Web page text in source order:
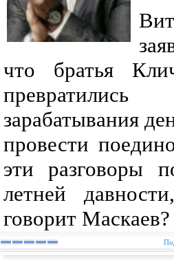
что братья
зарабатывания
провести
эти разговоры
летней
говорит Маскаев?